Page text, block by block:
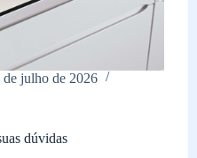
de julho de 2026
dúvidas